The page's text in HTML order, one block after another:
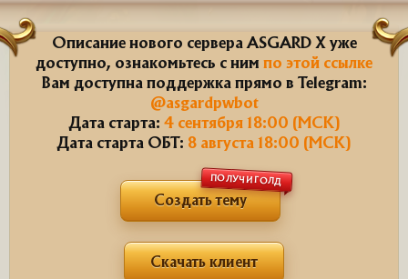
Описание нового сервера ASGARD X уже
доступно, ознакомьтесь с ним по этой ссылке
Вам доступна поддержка прямо в Telegram:
@asgardpwbot
Дата старта: 4 сентября 18:00 (МСК)
Дата старта ОБТ: 8 августа 18:00 (МСК)
Создать тему
ПОЛУЧИ ГОЛД
Скачать клиент